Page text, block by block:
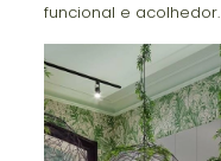
funcional e acolhedor.